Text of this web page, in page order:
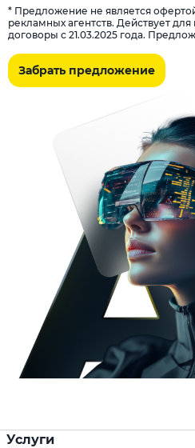
* Предложение не является
рекламных агентств. Действует
договоры с 21.03.2025 года.
Забрать предложение
Услуги